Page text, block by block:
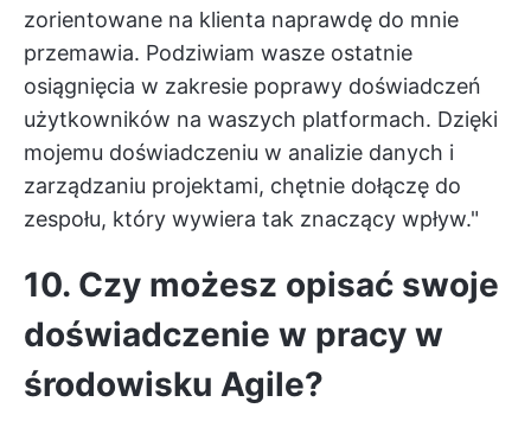
zorientowane na klienta naprawdę do mnie
przemawia. Podziwiam wasze ostatnie
osiągnięcia w zakresie poprawy doświadczeń
użytkowników na waszych platformach. Dzięki
mojemu doświadczeniu w analizie danych i
zarządzaniu projektami, chętnie dołączę do
zespołu, który wywiera tak znaczący wpływ."
10. Czy możesz opisać swoje
doświadczenie w pracy w
środowisku Agile?